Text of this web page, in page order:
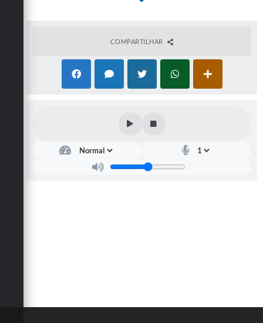
Carta de Serviços
Arquivos para Download
COMPARTILHAR